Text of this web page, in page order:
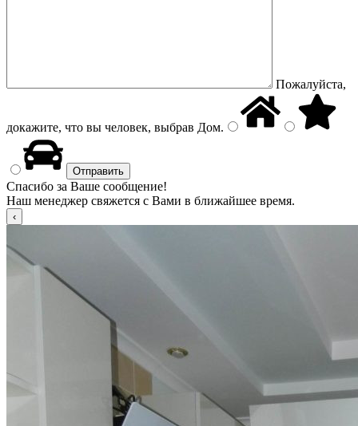
Пожалуйста,
докажите, что вы человек, выбрав Дом.
Спасибо за Ваше сообщение!
Наш менеджер свяжется с Вами в ближайшее время.